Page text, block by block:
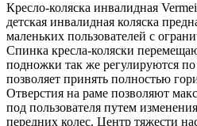
Кресло-коляска инвалидная
детская инвалидная коляска
маленьких пользователей с
Спинка кресла-коляски
подножки так же регулируются по
позволяет принять полностью
Отверстия на раме позволяют
под пользователя путем
передних колес. Центр тяжести